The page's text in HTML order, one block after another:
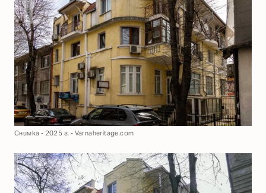
Снимка - 2025 г. - Varnaheritage.com